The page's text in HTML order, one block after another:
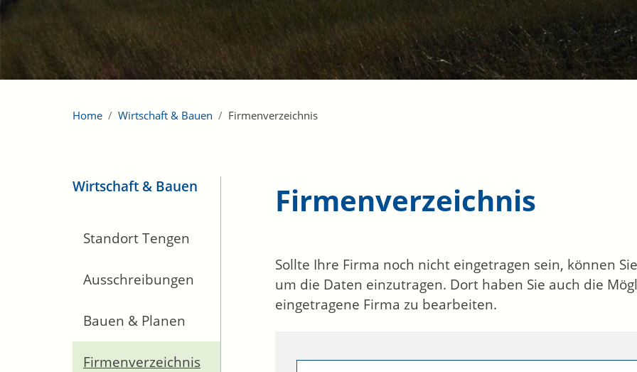
Home Wirtschaft & Bauen Firmenverzeichnis
Wirtschaft & Bauen
Standort Tengen
Ausschreibungen
Bauen & Planen
Firmenverzeichnis
Firmenverzeichnis
Sollte Ihre Firma noch nicht eingetragen sein, können
um die Daten einzutragen. Dort haben Sie auch die
eingetragene Firma zu bearbeiten.